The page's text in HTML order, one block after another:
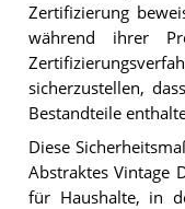
Zertifizierung
während ihrer
sicherzustellen,
Bestandteile
Diese
Abstraktes Vintage
für Haushalte, in